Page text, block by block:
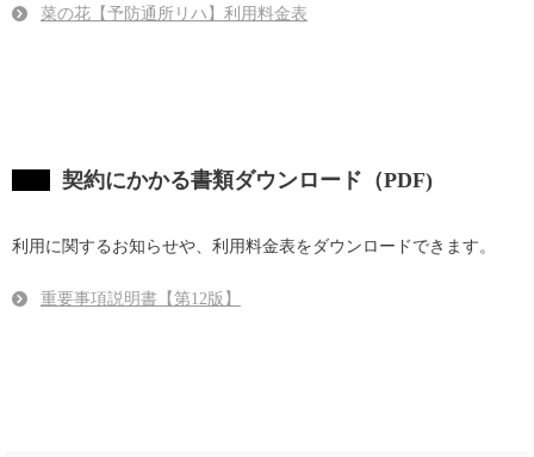
菜の花【予防通所リハ】利用料金表
契約にかかる書類ダウンロード（PDF)
利用に関するお知らせや、利用料金表をダウンロードできます。
重要事項説明書【第12版】